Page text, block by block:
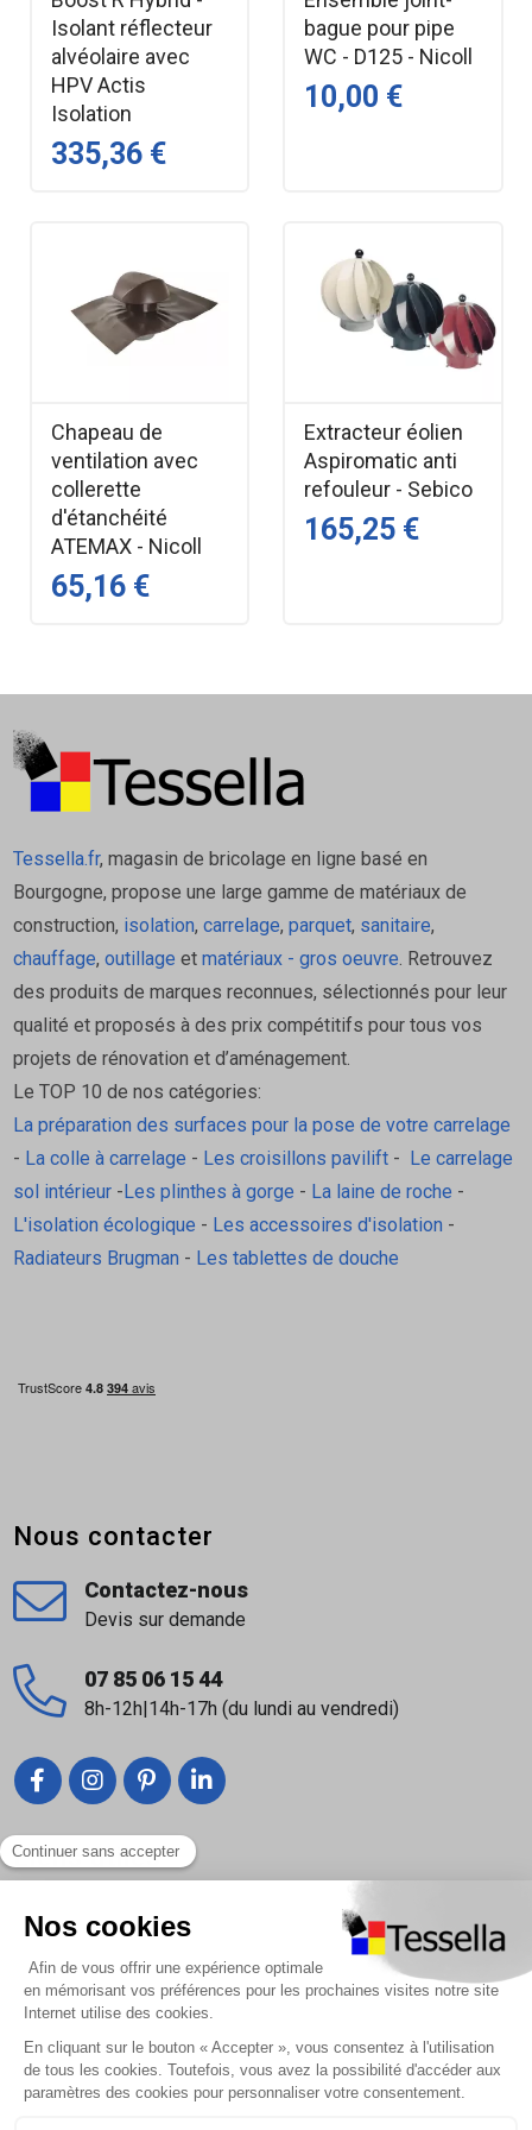
Mise en oeuvre
Préparations des supports
Le support doit être plan, dépoussiéré et exempt
Désolidarisation des pieds d'huisseries lors de la
réalisation d'une chape flottante
Mettre au préalable un adhésif de chantier sur
Appliquer Tramiband SP en largeur 70 mm sur
l'huisserie en appui sur la dalle
Après coulage de la chape flottante, découper
et retirer l'excédent de Tramivand SP et de
l'adhésif chantier
Pour de plus grands dimmensionnements, il
est possible de positionner plusieurs
superposer
Pose généralités
Dérouler le rouleau et appliquer le Tramiband
SP au fur et à mesure sur le support en
marouflant légèrement pour faire adhérer
l'adhésif
Pour une découpe nette, couper la bande à
l'aide d'uncutter
Température de mise en oeuvre
Isolant réflecteur
alvéolaire avec
HPV Actis
Isolation
335,36 €
bague pour pipe
WC - D125 - Nicoll
10,00 €
Chapeau de
ventilation avec
collerette
d'étanchéité
ATEMAX - Nicoll
65,16 €
Extracteur éolien
Aspiromatic anti
refouleur - Sebico
165,25 €
Tessella.fr, magasin de bricolage en ligne basé en
Bourgogne, propose une large gamme de matériaux de
construction, isolation, carrelage, parquet, sanitaire,
chauffage, outillage et matériaux - gros oeuvre. Retrouvez
des produits de marques reconnues, sélectionnés pour leur
qualité et proposés à des prix compétitifs pour tous vos
projets de rénovation et d’aménagement.
Le TOP 10 de nos catégories:
La préparation des surfaces pour la pose de votre carrelage
- La colle à carrelage - Les croisillons pavilift- Le carrelage
sol intérieur-Les plinthes à gorge - La laine de roche -
L'isolation écologique - Les accessoires d'isolation -
Radiateurs Brugman - Les tablettes de douche
Liens utiles
Nous contacter
À propos
Paiement sécurisé
Livraison | Retour client
Nos tutos
Nous contacter
Contactez-nous
Devis sur demande
07 85 06 15 44
8h-12h|14h-17h (du lundi au vendredi)